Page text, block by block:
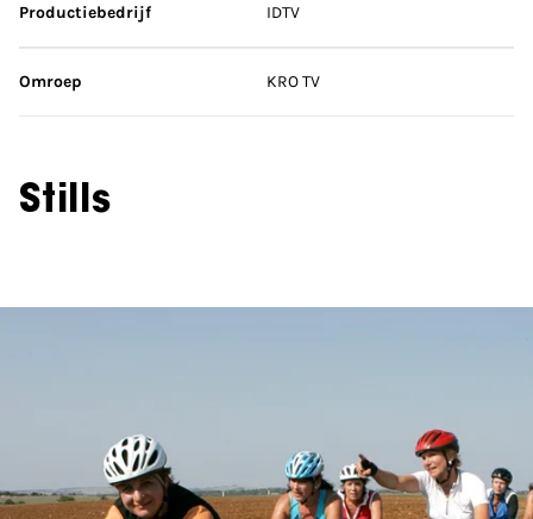
Productiebedrijf IDTV
Omroep KRO TV
Stills